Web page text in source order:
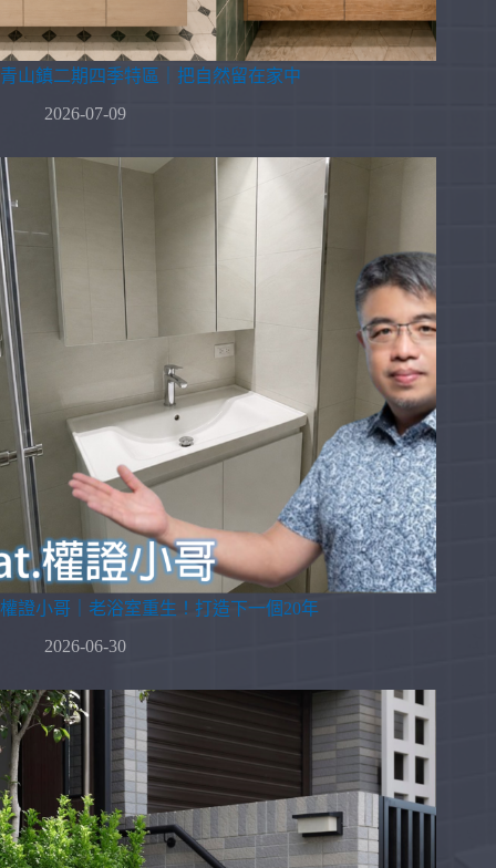
青山鎮二期四季特區｜把自然留在家中
2026-07-09
權證小哥｜老浴室重生！打造下一個20年
2026-06-30